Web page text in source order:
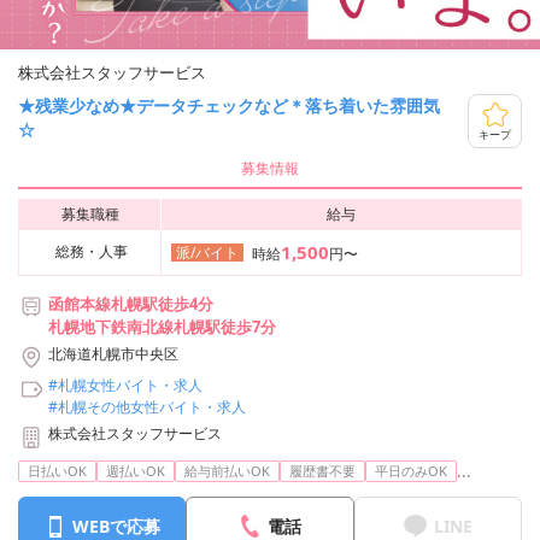
株式会社スタッフサービス
★残業少なめ★データチェックなど＊落ち着いた雰囲気
☆
キープ
募集情報
募集職種
給与
総務・人事
派/バイト 時給1,500円〜
函館本線札幌駅徒歩4分
札幌地下鉄南北線札幌駅徒歩7分
北海道札幌市中央区
#札幌女性バイト・求人
#札幌その他女性バイト・求人
株式会社スタッフサービス
日払いOK 週払いOK 給与前払いOK 履歴書不要 平日のみOK ...
WEBで応募 電話 LINE